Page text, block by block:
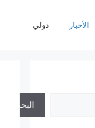
الأخبار دولي
البحث